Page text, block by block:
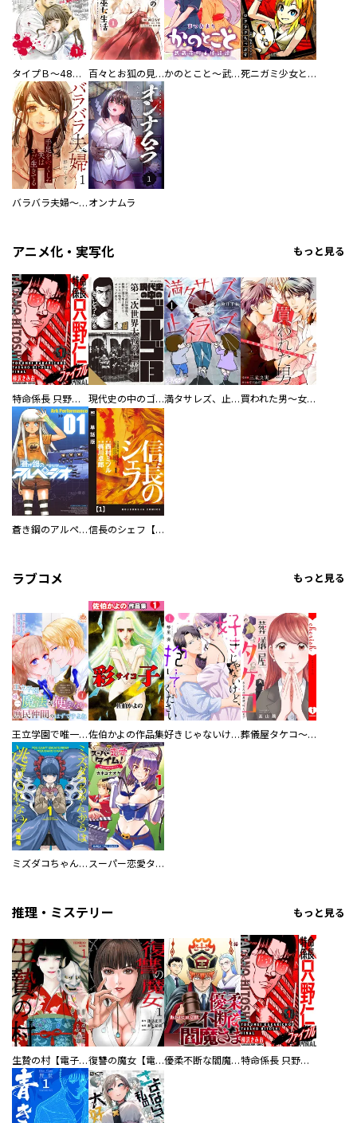
タイプＢ～48時間後、致死率100％～【単話】 百々とお狐の見習い巫女生活【単行本版】 かのとこと～武蔵花町怪話譚～ 【連載版】 死ニガミ少女とスマホ神
バラバラ夫婦～手足をなくした夫はまだ生きてる オンナムラ
アニメ化・実写化 もっと見る
特命係長 只野仁ファイナル 愛蔵版 現代史の中のゴルゴ13 満タサレズ、止メラレズ 買われた男～女性限定快感セラピスト～【描き下ろしおまけ付き特装版】
蒼き鋼のアルペジオ 信長のシェフ【単話版】
ラブコメ もっと見る
王立学園で唯一魔法が使えない庶民仲間のはずですよね～実は王子様で私を溺愛しているなんて告白はやめてください～佐伯かよの作品集 好きじゃないけど、抱いてください【電子単行本版／特典おまけ付き】 葬儀屋タケコ～あなたの最期、叶えます【電子単行本版】
ミズダコちゃんからは逃げられない！ スーパー恋愛タイム！～現場でドＳな彼女は自宅でデレる～
推理・ミステリー もっと見る
生贄の村【電子単行本版】 復讐の魔女【電子単行本版】 優柔不断な閻魔さま 特命係長 只野仁ファイナル 愛蔵版